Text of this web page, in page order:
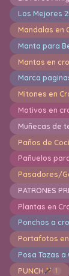
Los Mejores
Mandalas en
Manta para
Mantas en
Marca
Mitones en
Motivos en
Muñecas de
Paños de
Pañuelos
Pasadores/
PATRONES
Plantas en
Ponchos a
Portafotos
Posa Tazas a
PUNCH 1